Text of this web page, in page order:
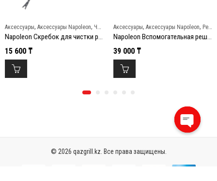
Аксессуары, Аксессуары Napoleon, Чистка и уход
Napoleon Скребок для чистки решеток гриля
15 600 ₸
Аксессуары, Аксессуары Napoleon, Решетки и противни
Napoleon Вспомогательная решетка для угольных грилей Napoleon
39 000 ₸
© 2026 qazgrill.kz. Все права защищены.
Open